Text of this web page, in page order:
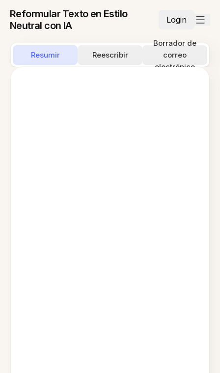
Reformular Texto en Estilo
Neutral con IA
Login
Resumir Reescribir
Borrador de
correo
electrónico